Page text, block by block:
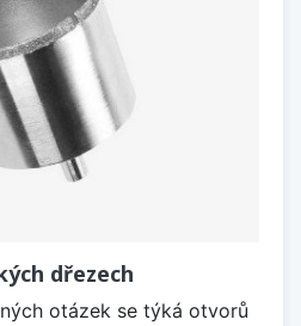
dřezech
otázek se týká otvorů